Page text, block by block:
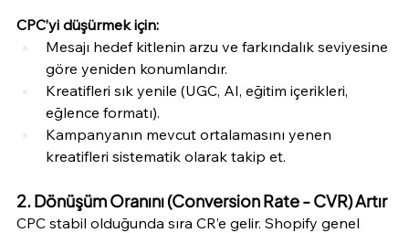
CPC’yi düşürmek için:
Mesajı hedef kitlenin arzu ve farkındalık seviyesine
göre yeniden konumlandır.
Kreatifleri sık yenile (UGC, AI, eğitim içerikleri,
eğlence formatı).
Kampanyanın mevcut ortalamasını yenen
kreatifleri sistematik olarak takip et.
2. Dönüşüm Oranını (Conversion Rate - CVR) Artır
CPC stabil olduğunda sıra CR’e gelir. Shopify genel